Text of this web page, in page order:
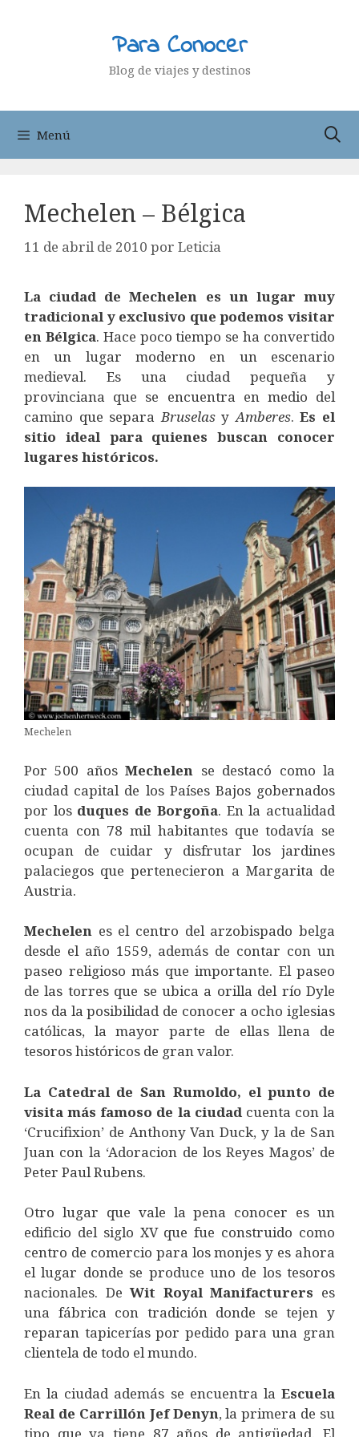
Para Conocer
Blog de viajes y destinos
Menú
Mechelen – Bélgica
11 de abril de 2010 por Leticia
La ciudad de Mechelen es un lugar muy
tradicional y exclusivo que podemos visitar
en Bélgica. Hace poco tiempo se ha convertido
en un lugar moderno en un escenario
medieval. Es una ciudad pequeña y
provinciana que se encuentra en medio del
camino que separa Bruselasy Amberes.Es el
sitio ideal para quienes buscan conocer
lugares históricos.
Mechelen
Por 500 añosMechelen se destacó como la
ciudad capital de los Países Bajos gobernados
por los duques de Borgoña. En la actualidad
cuenta con 78 mil habitantes que todavía se
ocupan de cuidar y disfrutar los jardines
palaciegos que pertenecieron a Margarita de
Austria.
Mechelen es el centro del arzobispado belga
desde el año 1559, además de contar con un
paseo religioso más que importante. El paseo
de las torres que se ubica a orilla del río Dyle
nos da la posibilidad de conocer a ocho iglesias
católicas, la mayor parte de ellas llena de
tesoros históricos de gran valor.
La Catedral de San Rumoldo, el punto de
visita más famoso de la ciudad cuenta con la
‘Crucifixion’ de Anthony Van Duck, y la de San
Juan con la ‘Adoracion de los Reyes Magos’ de
Peter Paul Rubens.
Otro lugar que vale la pena conocer es un
edificio del siglo XV que fue construido como
centro de comercio para los monjes y es ahora
el lugar donde se produce uno de los tesoros
nacionales. DeWit Royal Manifacturers es
una fábrica con tradición donde se tejen y
reparan tapicerías por pedido para una gran
clientela de todo el mundo.
En la ciudad además se encuentra la Escuela
Real de Carrillón Jef Denyn, la primera de su
tipo que ya tiene 87 años de antigüedad. El